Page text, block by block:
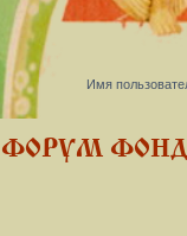
Имя
ФОРУМ